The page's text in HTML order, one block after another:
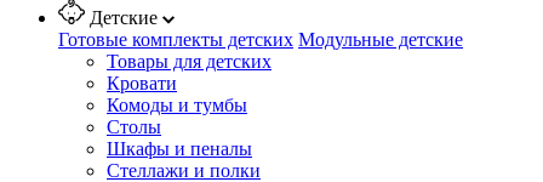
Детские
Готовые комплекты детских Модульные детские
Товары для детских
Кровати
Комоды и тумбы
Столы
Шкафы и пеналы
Стеллажи и полки